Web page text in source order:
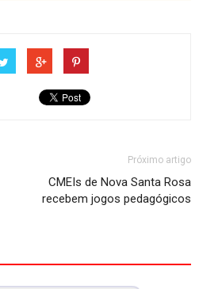
Próximo artigo
CMEIs de Nova Santa Rosa
recebem jogos pedagógicos